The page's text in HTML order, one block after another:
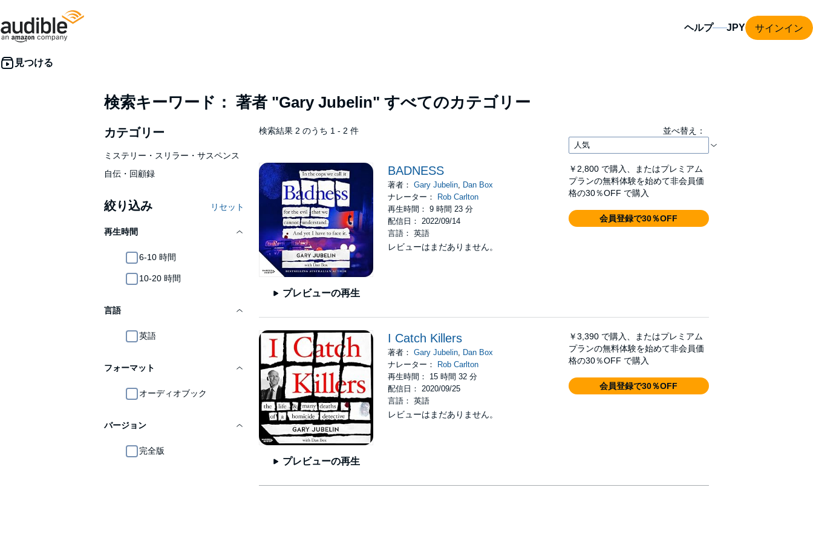
ヘルプ サインイン
検索キーワード： 著者 "Gary Jubelin" すべてのカテゴリー
カテゴリー
ミステリー・スリラー・サスペンス
自伝・回顧録
絞り込み リセット
再生時間
6-10 時間
10-20 時間
言語
英語
フォーマット
オーディオブック
バージョン
完全版
検索結果 2 のうち 1 - 2 件 並べ替え：
プレビューの再生
BADNESS
著者：Gary Jubelin, Dan Box
ナレーター：
Rob Carlton
再生時間： 9 時間 23 分
配信日： 2022/09/14
言語： 英語
レビューはまだありません。
￥2,800 で購入、またはプレミアム
プランの無料体験を始めて非会員価
格の30％OFF で購入
会員登録で30％OFF
プレビューの再生
I Catch Killers
著者：Gary Jubelin, Dan Box
ナレーター：
Rob Carlton
再生時間： 15 時間 32 分
配信日： 2020/09/25
言語： 英語
レビューはまだありません。
￥3,390 で購入、またはプレミアム
プランの無料体験を始めて非会員価
格の30％OFF で購入
会員登録で30％OFF